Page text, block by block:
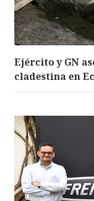
Ejército y GN
cladestina en